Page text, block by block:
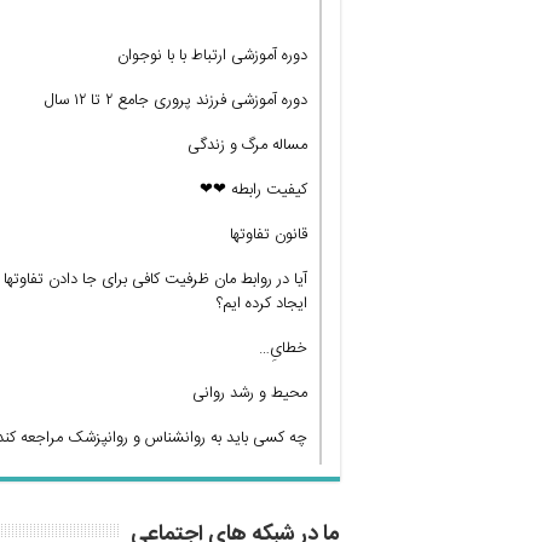
دوره آموزشی ارتباط با با نوجوان
دوره آموزشی فرزند پروری جامع ۲ تا ۱۲ سال
مساله مرگ و زندگی
کیفیت رابطه ❤❤
قانون تفاوتها
آیا در روابط مان ظرفیت کافی برای جا دادن تفاوتها
ایجاد کرده ایم؟
خطایِ…
محیط و رشد روانی
چه کسی باید به روانشناس و روانپزشک مراجعه
ما در شبکه های اجتماعی